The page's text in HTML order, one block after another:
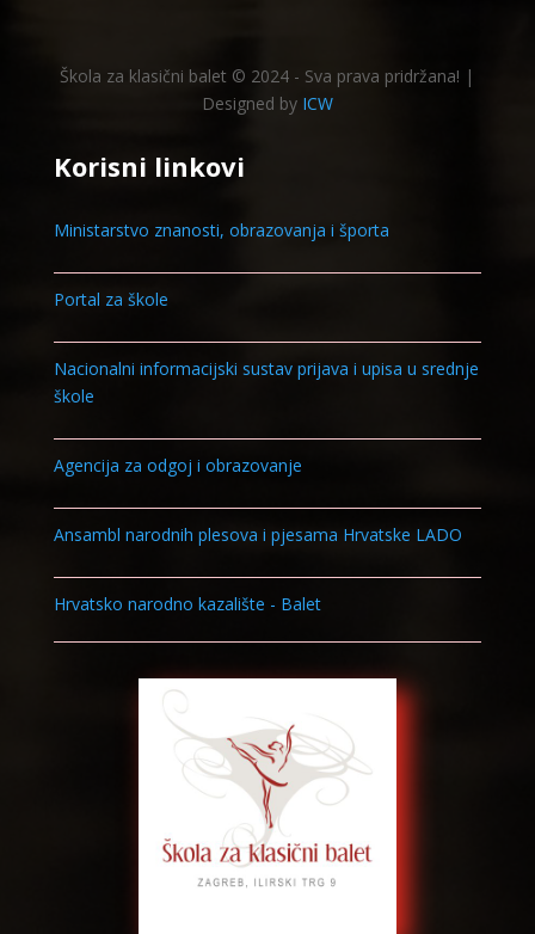
Škola za klasični balet © 2024 - Sva prava pridržana! |
Designed by ICW
Korisni linkovi
Ministarstvo znanosti, obrazovanja i športa
Portal za škole
Nacionalni informacijski sustav prijava i upisa u srednje
škole
Agencija za odgoj i obrazovanje
Ansambl narodnih plesova i pjesama Hrvatske LADO
Hrvatsko narodno kazalište - Balet